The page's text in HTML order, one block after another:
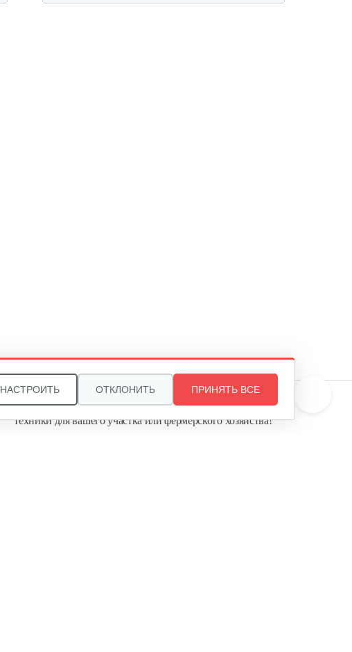
Звоните, и мы поможем подобрать идеальный вариант
техники для вашего участка или фермерского хозяйства!
НАСТРОИТЬ ОТКЛОНИТЬ ПРИНЯТЬ ВСЕ